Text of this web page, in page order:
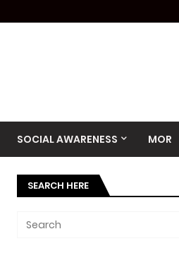
SOCIAL AWARENESS MORE
SEARCH HERE